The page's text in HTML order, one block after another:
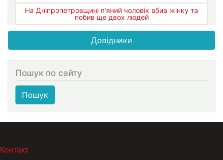
На Дніпропетровщині п'яний чоловік вбив жінку та
побив ще двох людей
Довідники
Пошук по сайту
Пошук
МЕНЮ В ПОДВАЛЕ
Контакт